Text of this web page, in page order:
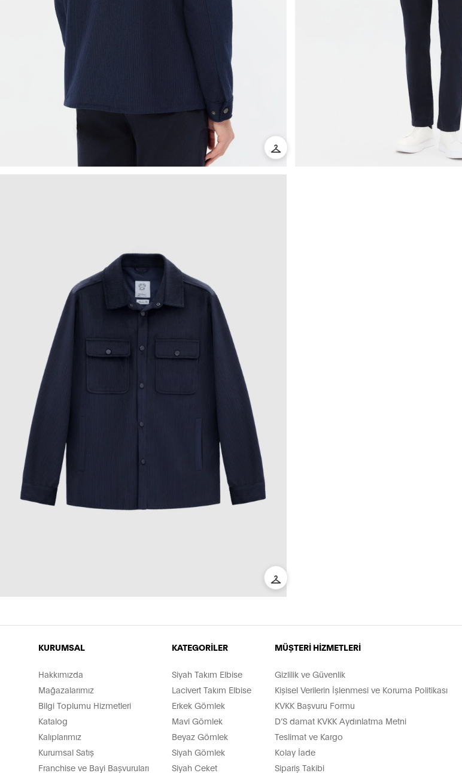
KURUMSAL
Hakkımızda
Mağazalarımız
Bilgi Toplumu Hizmetleri
Katalog
Kalıplarımız
Kurumsal Satış
Franchise ve Bayi Başvuruları
KATEGORİLER
Siyah Takım Elbise
Lacivert Takım Elbise
Erkek Gömlek
Mavi Gömlek
Beyaz Gömlek
Siyah Gömlek
Siyah Ceket
MÜŞTERİ HİZMETLERİ
Gizlilik ve Güvenlik
Kişisel Verilerin İşlenmesi ve Koruma Politikası
KVKK Başvuru Formu
D’S damat KVKK Aydınlatma Metni
Teslimat ve Kargo
Kolay İade
Sipariş Takibi